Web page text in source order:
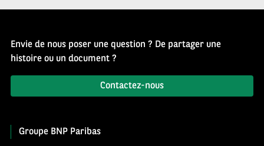
Envie de nous poser une question ? De partager une
histoire ou un document ?
Contactez-nous
Groupe BNP Paribas